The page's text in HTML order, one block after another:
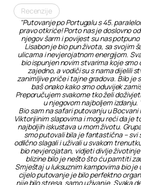
Recenzije
"Putovanje po Portugalu s 45.
pravo otkriće! Porto nas je doslovno
njegov šarm i povijest su nas
Lisabon je bio pun života, sa svojim
ulicama i nevjerojatnom energijom.
bio ispunjen novim stvarima koje smo
zajedno, a vodiči su s nama dijelili
zanimljive priče i tajne gradova. Bilo je
baš onako kako smo oduvijek
Preporučujem svakome tko želi
u njegovom najboljem izdanju.
Bio sam na safari putovanju u Bocvani
Viktorijinim slapovima i mogu reći da je
najboljih iskustava u mom životu.
smo putovali bila je fantastična – svi
odlično slagali i uživali u svakom
bio nevjerojatan, vidjeti divlje
blizine bilo je nešto što ću pamtiti
Smještaj u luksuznim kampovima bio je
cijelo putovanje je bilo perfektno
nije bilo stresa, samo uživanje. Svaka